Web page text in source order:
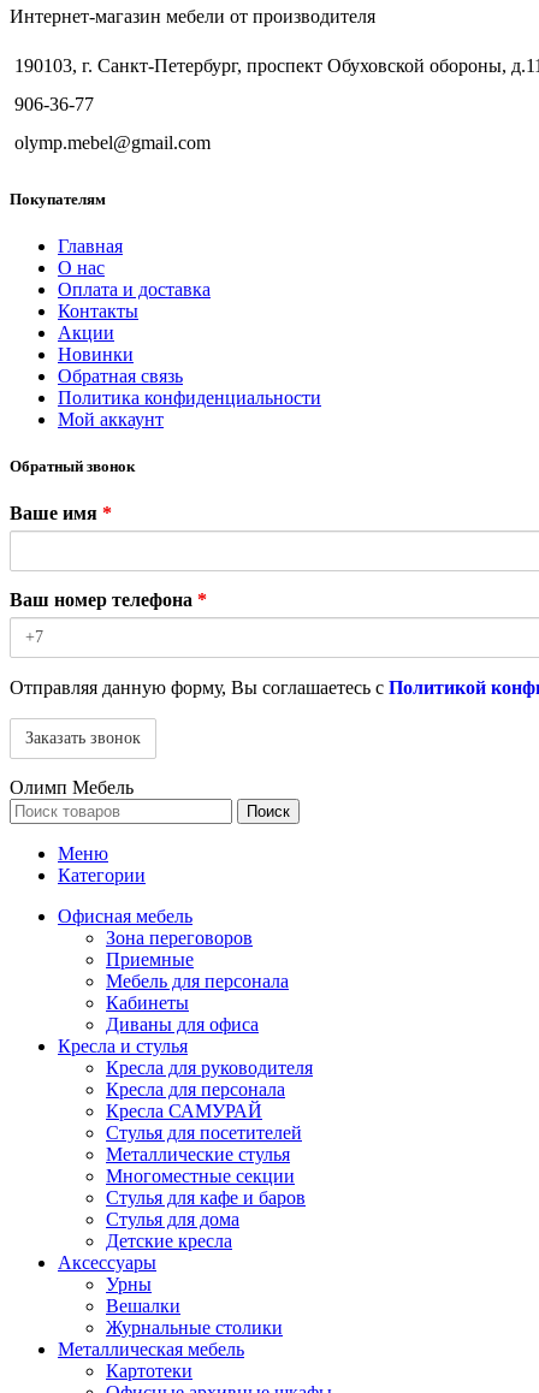
Интернет-магазин мебели от производителя
190103, г. Санкт-Петербург, проспект Обуховской обороны,
906-36-77
olymp.mebel@gmail.com
Покупателям
Главная
О нас
Оплата и доставка
Контакты
Акции
Новинки
Обратная связь
Политика конфиденциальности
Мой аккаунт
Обратный звонок
Ваше имя *
Ваш номер телефона *
Отправляя данную форму, Вы соглашаетесь с Политикой
Олимп Мебель
Поиск
Меню
Категории
Офисная мебель
Зона переговоров
Приемные
Мебель для персонала
Кабинеты
Диваны для офиса
Кресла и стулья
Кресла для руководителя
Кресла для персонала
Кресла САМУРАЙ
Стулья для посетителей
Металлические стулья
Многоместные секции
Стулья для кафе и баров
Стулья для дома
Детские кресла
Аксессуары
Урны
Вешалки
Журнальные столики
Металлическая мебель
Картотеки